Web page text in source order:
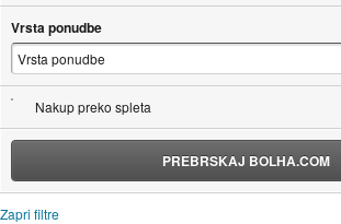
Vrsta ponudbe
Nakup preko spleta
PREBRSKAJ BOLHA.COM
Zapri filtre